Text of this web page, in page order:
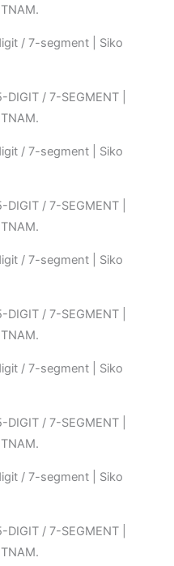
/ 7-segment | Siko
/ 7-SEGMENT |
/ 7-segment | Siko
/ 7-SEGMENT |
/ 7-segment | Siko
/ 7-SEGMENT |
/ 7-segment | Siko
/ 7-SEGMENT |
/ 7-segment | Siko
/ 7-SEGMENT |